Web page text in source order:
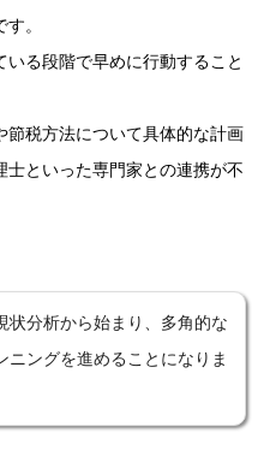
。
る段階で早めに行動すること
節税方法について具体的な計画
といった専門家との連携が不
状分析から始まり、多角的な
ニングを進めることになりま